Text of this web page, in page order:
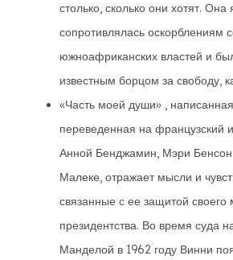
столько, сколько они хотят. Она
сопротивлялась оскорблениям
южноафриканских властей и
известным борцом за свободу,
«Часть моей души» ,
переведенная на французский
Анной Бенджамин, Мэри
Малеке, отражает мысли и
связанные с ее защитой своего
президентства. Во время суда
Манделой в 1962 году Винни